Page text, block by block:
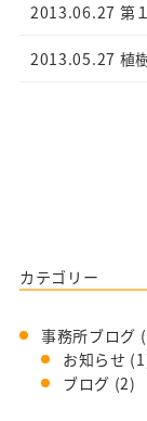
2013.06.27 第
2013.05.27 植
カテゴリー
事務所ブログ
お知らせ
ブログ (2)